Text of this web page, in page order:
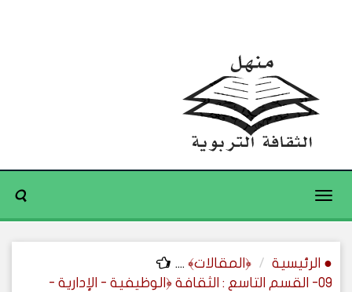
Toggle
● الرئيسية ﴿المقالات﴾ ....
09- القسم التاسع : الثقافة ﴿الوظيفية - الإدارية -